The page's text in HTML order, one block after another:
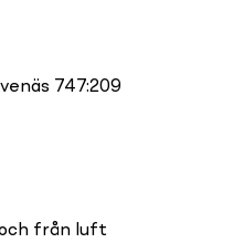
747:209
från luft